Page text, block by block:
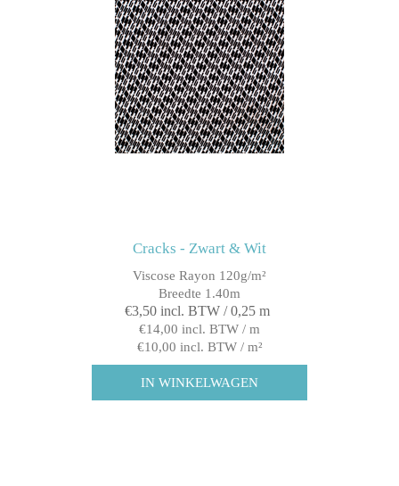
Cracks - Zwart & Wit
Viscose Rayon 120g/m²
Breedte 1.40m
€3,50 incl. BTW / 0,25 m
€14,00 incl. BTW / m
€10,00 incl. BTW / m²